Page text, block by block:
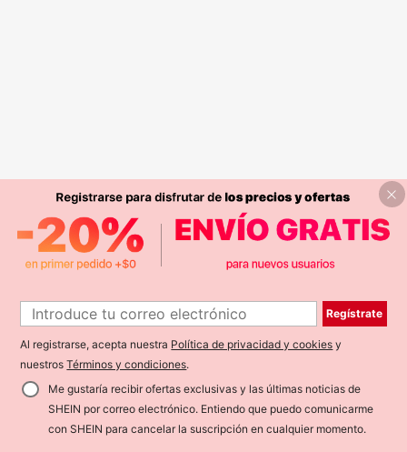
Regístrate
Al registrarse, acepta nuestra Política de privacidad y cookies y
nuestrosTérminos y condiciones.
Me gustaría recibir ofertas exclusivas y las últimas noticias de
SHEIN por correo electrónico. Entiendo que puedo comunicarme
con SHEIN para cancelar la suscripción en cualquier momento.